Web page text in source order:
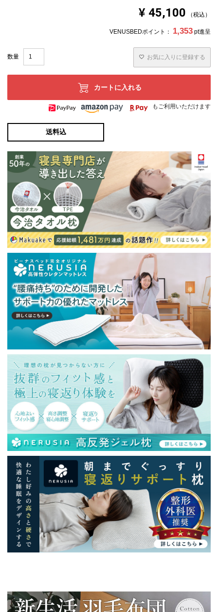
¥ 45,100 税込
VENUSBEDポイント： 1,353 pt進呈
お気に入りに登録する
カートに入れる
もご利用いただけます
送料込